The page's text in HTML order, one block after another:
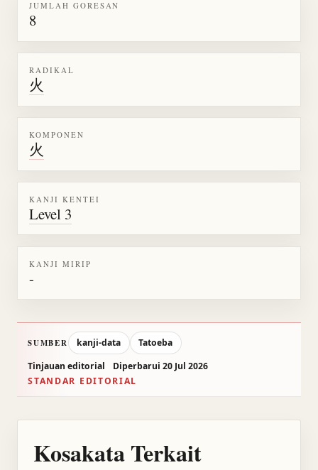
JUMLAH GORESAN
8
RADIKAL
火
KOMPONEN
火
KANJI KENTEI
Level 3
KANJI MIRIP
-
SUMBER kanji-data
Tatoeba
Tinjauan editorial
Diperbarui 20 Jul 2026
STANDAR EDITORIAL
Kosakata Terkait